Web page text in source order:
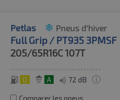
Petlas Pneus d'hiver
Full Grip / PT935 3PMSF
205/65R16C107T
D A 72 dB
Comparer les pneus